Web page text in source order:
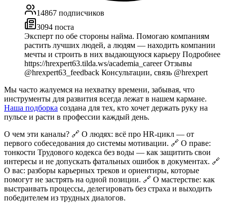
14867 подписчиков
3094 поста
Эксперт по обе стороны найма. Помогаю компаниям
растить лучших людей, а людям — находить компании
мечты и строить в них выдающуюся карьеру Подробнее
https://hrexpert63.tilda.ws/academia_career Отзывы
@hrexpert63_feedback Консультации, связь @hrexpert
Мы часто жалуемся на нехватку времени, забывая, что
инструменты для развития всегда лежат в нашем кармане.
Наша подборка создана для тех, кто хочет держать руку на
пульсе и расти в профессии каждый день.
О чем эти каналы? 🔗 О людях: всё про HR-цикл — от
первого собеседования до системы мотивации. 🔗 О праве:
тонкости Трудового кодекса без воды — как защитить свои
интересы и не допускать фатальных ошибок в документах. 🔗
О вас: разборы карьерных треков и ориентиры, которые
помогут не застрять на одной позиции. 🔗 О мастерстве: как
выстраивать процессы, делегировать без страха и выходить
победителем из трудных диалогов.